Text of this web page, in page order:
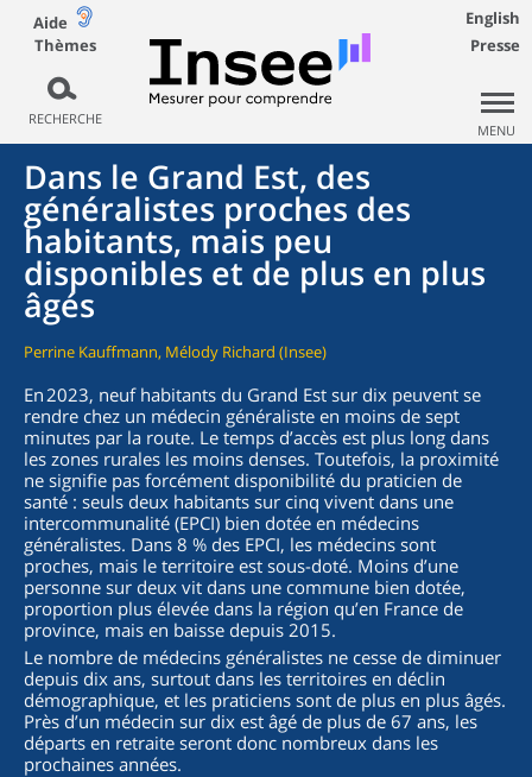
Aide
Thèmes
RECHERCHE
English
Presse
MENU
Dans le Grand Est, des
généralistes proches des
habitants, mais peu
disponibles et de plus en plus
âgés
Perrine Kauffmann, Mélody Richard (Insee)
En 2023, neuf habitants du Grand Est sur dix peuvent se
rendre chez un médecin généraliste en moins de sept
minutes par la route. Le temps d’accès est plus long dans
les zones rurales les moins denses. Toutefois, la proximité
ne signifie pas forcément disponibilité du praticien de
santé : seuls deux habitants sur cinq vivent dans une
intercommunalité (EPCI) bien dotée en médecins
généralistes. Dans 8 % des EPCI, les médecins sont
proches, mais le territoire est sous-doté. Moins d’une
personne sur deux vit dans une commune bien dotée,
proportion plus élevée dans la région qu’en France de
province, mais en baisse depuis 2015.
Le nombre de médecins généralistes ne cesse de diminuer
depuis dix ans, surtout dans les territoires en déclin
démographique, et les praticiens sont de plus en plus âgés.
Près d’un médecin sur dix est âgé de plus de 67 ans, les
départs en retraite seront donc nombreux dans les
prochaines années.